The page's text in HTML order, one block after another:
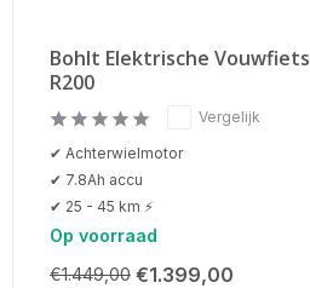
Bohlt Elektrische Vouwfiets
R200
Vergelijk
✔ Achterwielmotor
✔ 7.8Ah accu
✔ 25 - 45 km ⚡
Op voorraad
€1.449,00 €1.399,00